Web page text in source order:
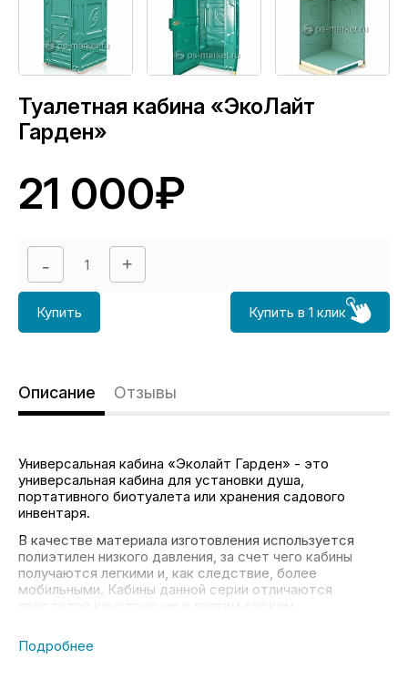
Туалетная кабина «ЭкоЛайт
Гарден»
21 000₽
Купить Купить в 1 клик
Описание Отзывы
Универсальная кабина «Эколайт Гарден» - это
универсальная кабина для установки душа,
портативного биотуалета или хранения садового
инвентаря.
В качестве материала изготовления используется
полиэтилен низкого давления, за счет чего кабины
получаются легкими и, как следствие, более
мобильными. Кабины данной серии отличаются
портативного биотуалета.